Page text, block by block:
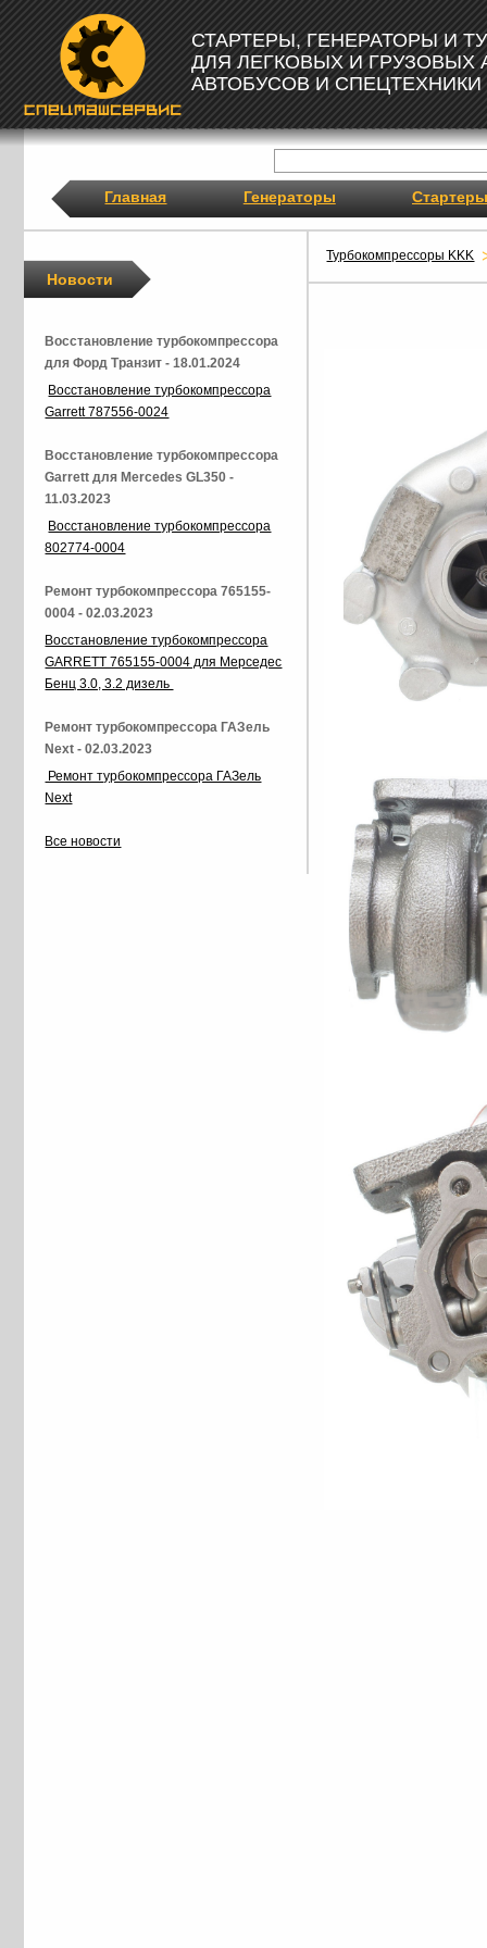
СТАРТЕРЫ, ГЕНЕРАТОРЫ И
ДЛЯ ЛЕГКОВЫХ И ГРУЗОВЫХ
АВТОБУСОВ И СПЕЦТЕХНИКИ
Главная Генераторы Стартеры
Турбокомпрессоры KKK
Новости
Восстановление турбокомпрессора
для Форд Транзит - 18.01.2024
Восстановление турбокомпрессора
Garrett 787556-0024
Восстановление турбокомпрессора
Garrett для Mercedes GL350 -
11.03.2023
Восстановление турбокомпрессора
802774-0004
Ремонт турбокомпрессора 765155-
0004 - 02.03.2023
Восстановление турбокомпрессора
GARRETT 765155-0004 для Мерседес
Бенц 3.0, 3.2 дизель
Ремонт турбокомпрессора ГАЗель
Next - 02.03.2023
Ремонт турбокомпрессора ГАЗель
Next
Все новости